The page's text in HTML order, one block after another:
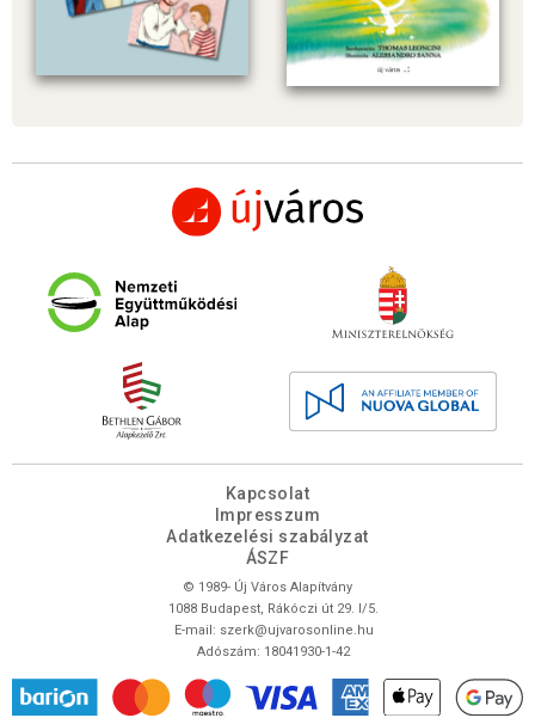
Kapcsolat
Impresszum
Adatkezelési szabályzat
ÁSZF
© 1989- Új Város Alapítvány
1088 Budapest, Rákóczi út 29. I/5.
E-mail: szerk@ujvarosonline.hu
Adószám: 18041930-1-42